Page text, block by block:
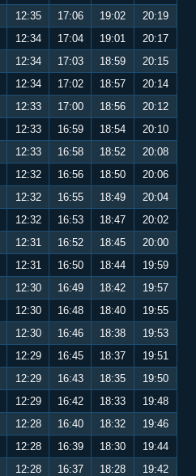
12:35 17:06 19:02
20:19
12:34 17:04 19:01
20:17
12:34 17:03 18:59
20:15
12:34 17:02 18:57
20:14
12:33 17:00 18:56
20:12
12:33 16:59 18:54
20:10
12:33 16:58 18:52
20:08
12:32 16:56 18:50
20:06
12:32 16:55 18:49
20:04
12:32 16:53 18:47
20:02
12:31 16:52 18:45
20:00
12:31 16:50 18:44
19:59
12:30 16:49 18:42
19:57
12:30 16:48 18:40
19:55
12:30 16:46 18:38
19:53
12:29 16:45 18:37
19:51
12:29 16:43 18:35
19:50
12:29 16:42 18:33
19:48
12:28 16:40 18:32
19:46
12:28 16:39 18:30
19:44
12:28 16:37 18:28
19:42